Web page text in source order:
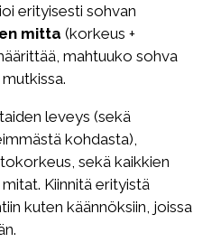
erityisesti sohvan
mitta (korkeus +
mahtuuko sohva
leveys (sekä
kohdasta),
sekä kaikkien
Kiinnitä erityistä
kuten käännöksiin, joissa